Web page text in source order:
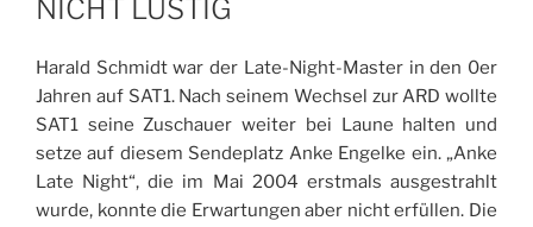
NICHT LUSTIG
Harald Schmidt war der Late-Night-Master in den 0er
Jahren auf SAT1. Nach seinem Wechsel zur ARD wollte
SAT1 seine Zuschauer weiter bei Laune halten und
setze auf diesem Sendeplatz Anke Engelke ein. „Anke
Late Night“, die im Mai 2004 erstmals ausgestrahlt
wurde, konnte die Erwartungen aber nicht erfüllen. Die